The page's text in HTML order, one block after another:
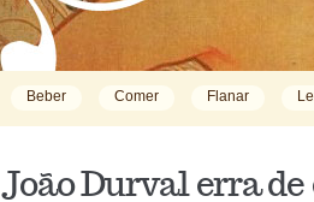
Beber Comer Flanar
João Durval erra